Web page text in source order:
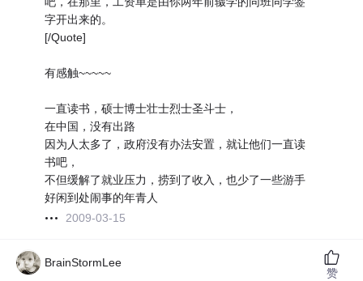
字开出来的。
[/Quote]
有感触~~~~~
一直读书，硕士博士壮士烈士圣斗士，
在中国，没有出路
因为人太多了，政府没有办法安置，就让他们一直读
书吧，
不但缓解了就业压力，捞到了收入，也少了一些游手
好闲到处闹事的年青人
2009-03-15
BrainStormLee
赞